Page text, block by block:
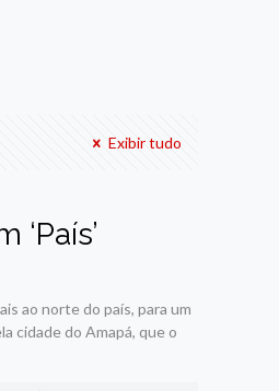
Exibir tudo
ao norte do país, para um
cidade do Amapá, que o